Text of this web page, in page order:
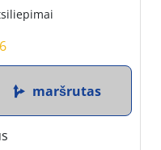
maršrutas